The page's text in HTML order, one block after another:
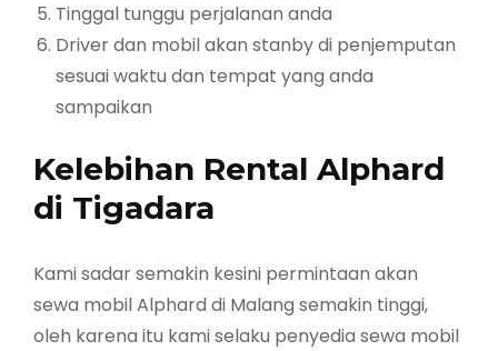
Tinggal tunggu perjalanan anda
Driver dan mobil akan stanby di penjemputan
sesuai waktu dan tempat yang anda
sampaikan
Kelebihan Rental Alphard
di Tigadara
Kami sadar semakin kesini permintaan akan
sewa mobil Alphard di Malang semakin tinggi,
oleh karena itu kami selaku penyedia sewa mobil